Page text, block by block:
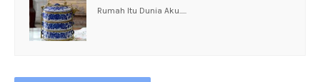
Rumah Itu Dunia Aku.....